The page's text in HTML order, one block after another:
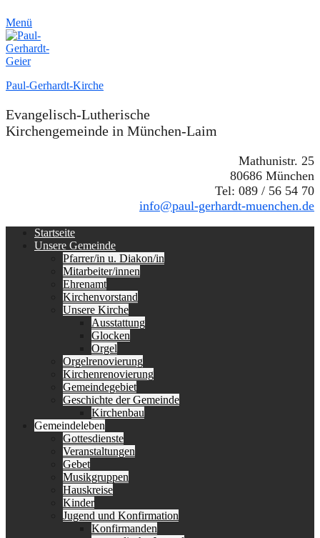
Menü
Paul-Gerhardt-Kirche
Evangelisch-Lutherische
Kirchengemeinde in München-Laim
Mathunistr. 25
80686 München
Tel: 089 / 56 54 70
info@paul-gerhardt-muenchen.de
Erstes
Menü
Startseite
Unsere Gemeinde
Pfarrer/in u. Diakon/in
Mitarbeiter/innen
Ehrenamt
Kirchenvorstand
Unsere Kirche
Ausstattung
Glocken
Orgel
Orgelrenovierung
Kirchenrenovierung
Gemeindegebiet
Geschichte der Gemeinde
Kirchenbau
Gemeindeleben
Gottesdienste
Veranstaltungen
Gebet
Musikgruppen
Hauskreise
Kinder
Jugend und Konfirmation
Konfirmanden